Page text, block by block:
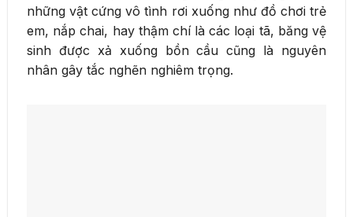
những vật cứng vô tình rơi xuống như đồ chơi trẻ
em, nắp chai, hay thậm chí là các loại tã, băng vệ
sinh được xả xuống bồn cầu cũng là nguyên
nhân gây tắc nghẽn nghiêm trọng.